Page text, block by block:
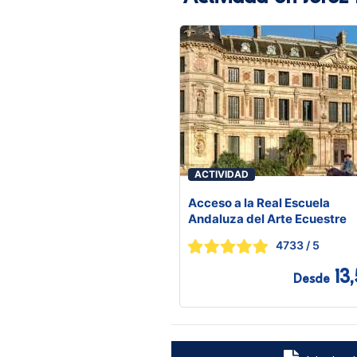
ACTIVIDAD
Acceso a la Real Escuela
Andaluza del Arte Ecuestre
4733 / 5
Desde